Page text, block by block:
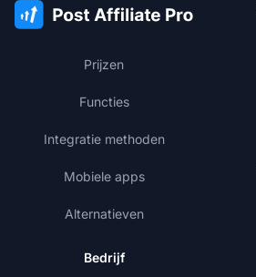
Prijzen
Functies
Integratie methoden
Mobiele apps
Alternatieven
Bedrijf